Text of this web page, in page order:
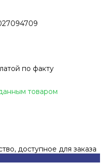
по факту
товаром
доступное для заказа